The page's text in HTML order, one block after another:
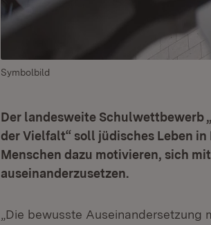
Symbolbild
Der landesweite Schulwettbewerb
der Vielfalt“ soll jüdisches Leben
Menschen dazu motivieren, sich
auseinanderzusetzen.
„Die bewusste